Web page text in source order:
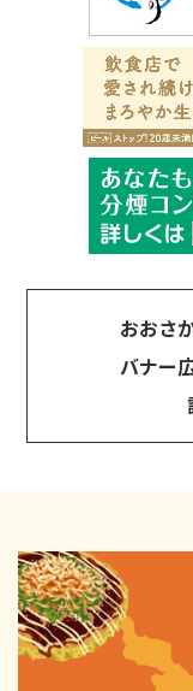
おおさ
バナー